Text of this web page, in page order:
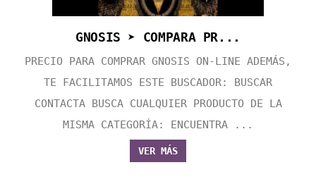
GNOSIS ➤ COMPARA PR...
PRECIO PARA COMPRAR GNOSIS ON-LINE ADEMÁS,
TE FACILITAMOS ESTE BUSCADOR: BUSCAR
CONTACTA BUSCA CUALQUIER PRODUCTO DE LA
MISMA CATEGORÍA: ENCUENTRA ...
VER MÁS